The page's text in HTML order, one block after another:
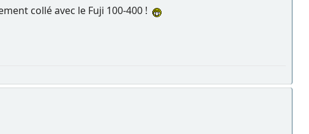
collé avec le Fuji 100-400 !